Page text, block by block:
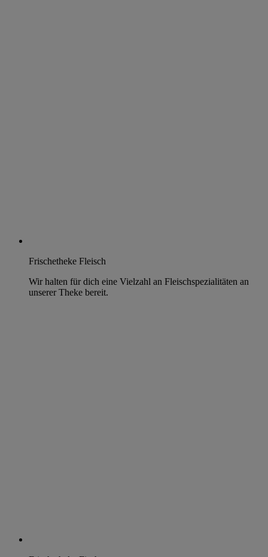
Frischetheke Fleisch
Wir halten für dich eine Vielzahl an Fleischspezialitäten an
unserer Theke bereit.